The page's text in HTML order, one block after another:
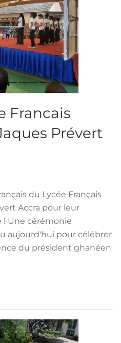
Francais
Prévert
du Lycée Français
Accra pour leur
! Une cérémonie
aujourd'hui pour célébrer
du président ghanéen